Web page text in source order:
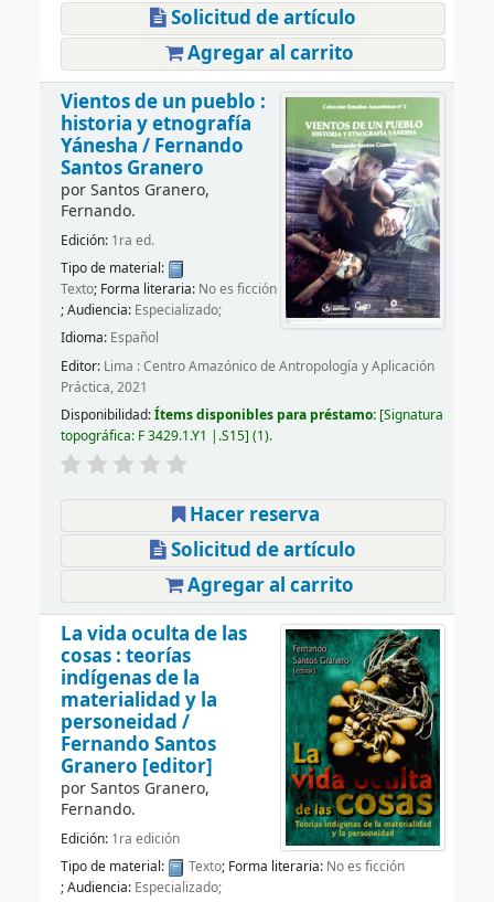
Solicitud de artículo
Agregar al carrito
Vientos de un pueblo :
historia y etnografía
Yánesha / Fernando
Santos Granero
porSantos Granero,
Fernando.
Edición: 1ra ed.
Tipo de material:
Texto; Forma literaria: No es ficción
; Audiencia: Especializado;
Idioma: Español
Editor: Lima : Centro Amazónico de Antropología y Aplicación
Práctica, 2021
Disponibilidad:Ítems disponibles para préstamo: Signatura
topográfica: F 3429.1.Y1 |.S15 (1).
Hacer reserva
Solicitud de artículo
Agregar al carrito
La vida oculta de las
cosas : teorías
indígenas de la
materialidad y la
personeidad /
Fernando Santos
Granero [editor]
porSantos Granero,
Fernando.
Edición: 1ra edición
Tipo de material:
Texto; Forma literaria: No es ficción
; Audiencia: Especializado;